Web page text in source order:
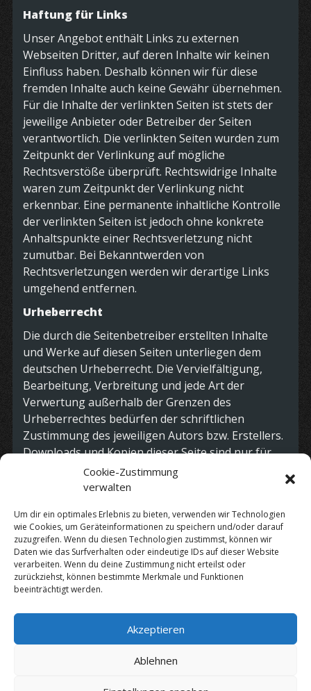
Cookie-Zustimmung
verwalten
Um dir ein optimales Erlebnis zu bieten, verwenden wir Technologien
wie Cookies, um Geräteinformationen zu speichern und/oder darauf
zuzugreifen. Wenn du diesen Technologien zustimmst, können wir
Daten wie das Surfverhalten oder eindeutige IDs auf dieser Website
verarbeiten. Wenn du deine Zustimmung nicht erteilst oder
zurückziehst, können bestimmte Merkmale und Funktionen
beeinträchtigt werden.
Akzeptieren
Ablehnen
Haftung für Links
Unser Angebot enthält Links zu externen
Webseiten Dritter, auf deren Inhalte wir keinen
Einfluss haben. Deshalb können wir für diese
fremden Inhalte auch keine Gewähr übernehmen.
Für die Inhalte der verlinkten Seiten ist stets der
jeweilige Anbieter oder Betreiber der Seiten
verantwortlich. Die verlinkten Seiten wurden zum
Zeitpunkt der Verlinkung auf mögliche
Rechtsverstöße überprüft. Rechtswidrige Inhalte
waren zum Zeitpunkt der Verlinkung nicht
erkennbar. Eine permanente inhaltliche Kontrolle
der verlinkten Seiten ist jedoch ohne konkrete
Anhaltspunkte einer Rechtsverletzung nicht
zumutbar. Bei Bekanntwerden von
Rechtsverletzungen werden wir derartige Links
umgehend entfernen.
Urheberrecht
Die durch die Seitenbetreiber erstellten Inhalte
und Werke auf diesen Seiten unterliegen dem
deutschen Urheberrecht. Die Vervielfältigung,
Bearbeitung, Verbreitung und jede Art der
Verwertung außerhalb der Grenzen des
Urheberrechtes bedürfen der schriftlichen
Zustimmung des jeweiligen Autors bzw. Erstellers.
Downloads und Kopien dieser Seite sind nur für
den privaten, nicht kommerziellen Gebrauch
gestattet. Soweit die Inhalte auf dieser Seite nicht
Urheberrechte Dritter beachtet. Insbesondere
werden Inhalte Dritter als solche gekennzeichnet.
Sollten Sie trotzdem auf eine
Urheberrechtsverletzung aufmerksam werden,
bitten wir um einen entsprechenden Hinweis. Bei
Datenschutz|Impressum